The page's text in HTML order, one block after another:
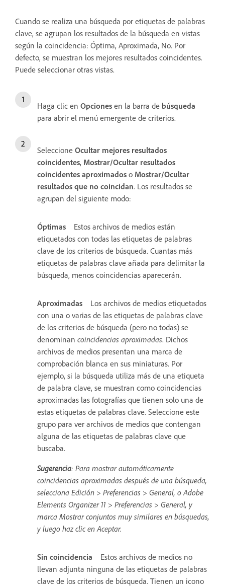
Cuando se realiza una búsqueda por etiquetas de palabras
clave, se agrupan los resultados de la búsqueda en vistas
según la coincidencia: Óptima, Aproximada, No. Por
defecto, se muestran los mejores resultados coincidentes.
Puede seleccionar otras vistas.
Haga clic en Opciones en la barra de búsqueda
para abrir el menú emergente de criterios.
Seleccione Ocultar mejores resultados
coincidentes, Mostrar/Ocultar resultados
coincidentes aproximados o Mostrar/Ocultar
resultados que no coincidan. Los resultados se
agrupan del siguiente modo:
Óptimas
Estos archivos de medios están
etiquetados con todas las etiquetas de palabras
clave de los criterios de búsqueda. Cuantas más
etiquetas de palabras clave añada para delimitar la
búsqueda, menos coincidencias aparecerán.
Aproximadas
Los archivos de medios etiquetados
con una o varias de las etiquetas de palabras clave
de los criterios de búsqueda (pero no todas) se
denominan coincidencias aproximadas. Dichos
archivos de medios presentan una marca de
comprobación blanca en sus miniaturas. Por
ejemplo, si la búsqueda utiliza más de una etiqueta
de palabra clave, se muestran como coincidencias
aproximadas las fotografías que tienen solo una de
estas etiquetas de palabras clave. Seleccione este
grupo para ver archivos de medios que contengan
alguna de las etiquetas de palabras clave que
buscaba.
Sugerencia: Para mostrar automáticamente
coincidencias aproximadas después de una búsqueda,
selecciona Edición > Preferencias > General, o Adobe
Elements Organizer 11 > Preferencias > General, y
marca Mostrar conjuntos muy similares en búsquedas,
y luego haz clic en Aceptar.
Sin coincidencia
Estos archivos de medios no
llevan adjunta ninguna de las etiquetas de palabras
clave de los criterios de búsqueda. Tienen un icono